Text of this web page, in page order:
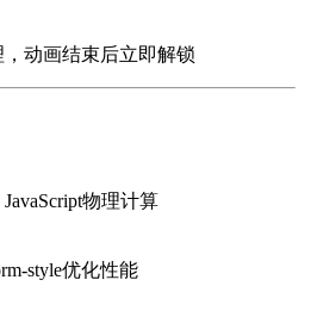
动画结束后立即解锁
物理计算
style优化性能